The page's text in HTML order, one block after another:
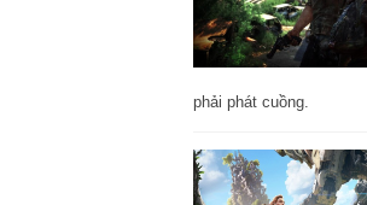
phải phát cuồng.